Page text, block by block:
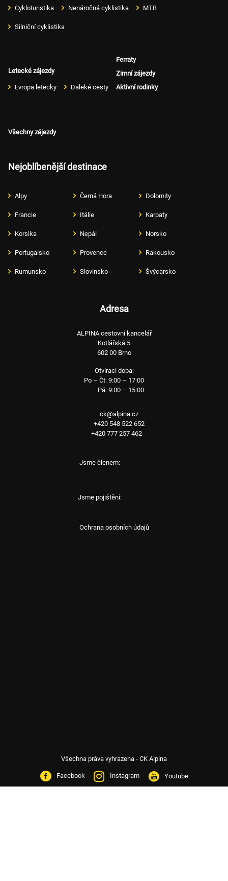
Cykloturistika Nenáročná cyklistika MTB
Silniční cyklistika
Letecké zájezdy
Evropa letecky Daleké cesty
Ferraty
Zimní zájezdy
Aktivní rodinky
Všechny zájezdy
Nejoblíbenější destinace
Alpy Černá Hora Dolomity
Francie Itálie Karpaty
Korsika Nepál Norsko
Portugalsko Provence Rakousko
Rumunsko Slovinsko Švýcarsko
Adresa
ALPINA cestovní kancelář
Kotlářská 5
602 00 Brno
Otvírací doba:
Po – Čt: 9:00 – 17:00
Pá: 9:00 – 15:00
ck@alpina.cz
+420 548 522 652
+420 777 257 462
Jsme členem:
Jsme pojištění:
Ochrana osobních údajů
Všechna práva vyhrazena - CK Alpina
Facebook Instagram Youtube